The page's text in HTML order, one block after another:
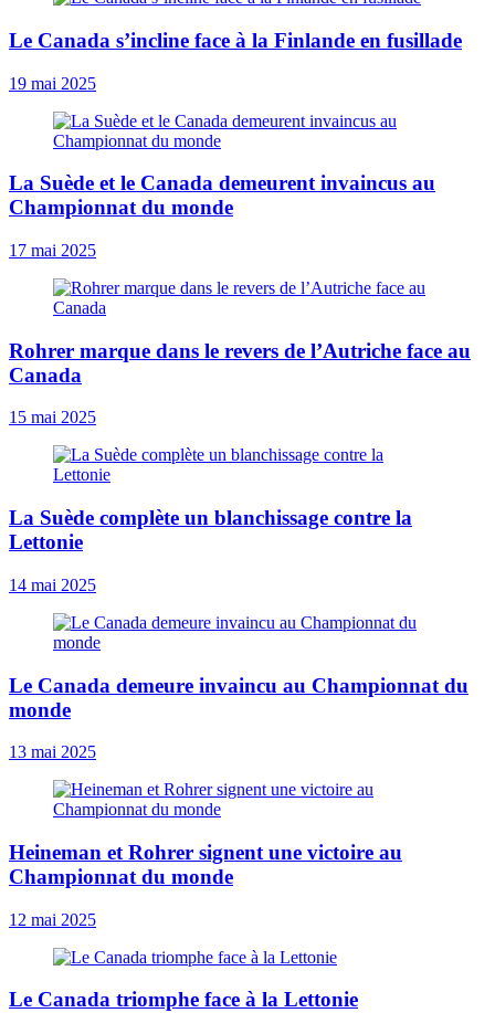
Le Canada s’incline face à la Finlande en fusillade
19 mai 2025
La Suède et le Canada demeurent invaincus au
Championnat du monde
17 mai 2025
Rohrer marque dans le revers de l’Autriche face au
Canada
15 mai 2025
La Suède complète un blanchissage contre la
Lettonie
14 mai 2025
Le Canada demeure invaincu au Championnat du
monde
13 mai 2025
Heineman et Rohrer signent une victoire au
Championnat du monde
12 mai 2025
Le Canada triomphe face à la Lettonie